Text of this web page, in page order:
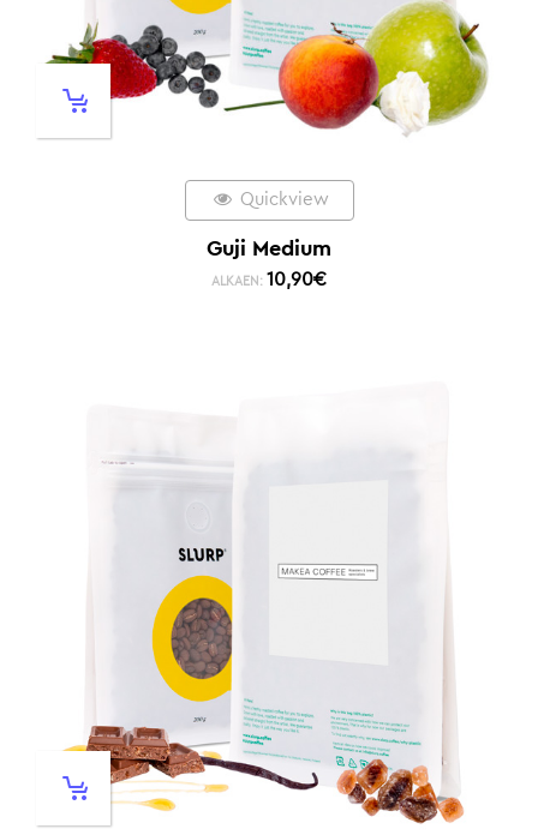
Quickview
Guji Medium
ALKAEN: 10,90€